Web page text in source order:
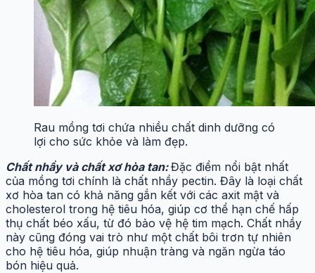
Rau mồng tơi chứa nhiều chất dinh dưỡng có
lợi cho sức khỏe và làm đẹp.
Chất nhầy và chất xơ hòa tan:Đặc điểm nổi bật nhất
của mồng tơi chính là chất nhầy pectin. Đây là loại chất
xơ hòa tan có khả năng gắn kết với các axit mật và
cholesterol trong hệ tiêu hóa, giúp cơ thể hạn chế hấp
thụ chất béo xấu, từ đó bảo vệ hệ tim mạch. Chất nhầy
này cũng đóng vai trò như một chất bôi trơn tự nhiên
cho hệ tiêu hóa, giúp nhuận tràng và ngăn ngừa táo
bón hiệu quả.